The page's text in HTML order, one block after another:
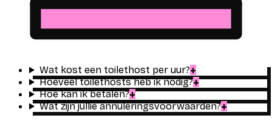
Wat kost een toilethost per uur?+
Hoeveel toilethosts heb ik nodig?+
Hoe kan ik betalen?+
Wat zijn jullie annuleringsvoorwaarden?+